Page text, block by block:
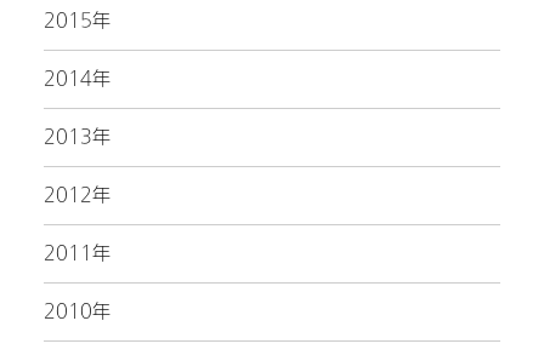
2015年
2014年
2013年
2012年
2011年
2010年